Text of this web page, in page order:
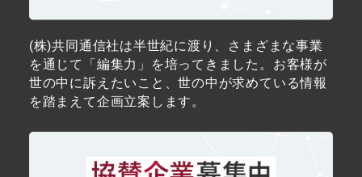
(株)共同通信社は半世紀に渡り、さまざまな事業
を通じて「編集力」を培ってきました。お客様が
世の中に訴えたいこと、世の中が求めている情報
を踏まえて企画立案します。